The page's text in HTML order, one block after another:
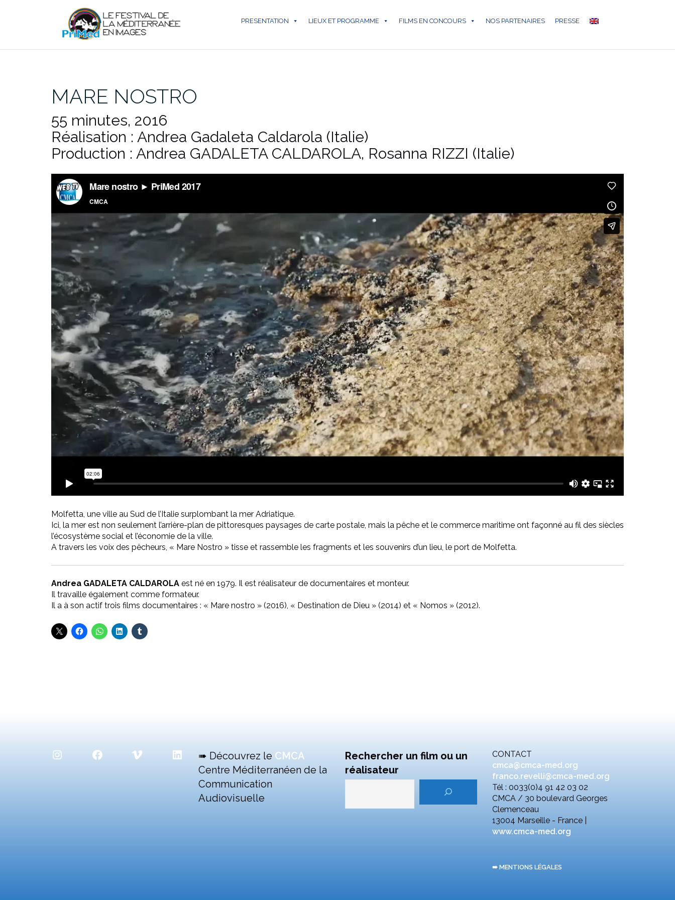
PRESENTATION LIEUX ET PROGRAMME FILMS EN CONCOURS NOS PARTENAIRES PRESSE
MARE NOSTRO
55 minutes, 2016
Réalisation : Andrea Gadaleta Caldarola (Italie)
Production : Andrea GADALETA CALDAROLA, Rosanna RIZZI (Italie)
Molfetta, une ville au Sud de l’Italie surplombant la mer Adriatique.
Ici, la mer est non seulement l’arrière-plan de pittoresques paysages de carte postale, mais la pêche et le commerce maritime ont façonné au fil des siècles
l’écosystème social et l’économie de la ville.
A travers les voix des pêcheurs, « Mare Nostro » tisse et rassemble les fragments et les souvenirs d’un lieu, le port de Molfetta.
Andrea GADALETA CALDAROLA est né en 1979. Il est réalisateur de documentaires et monteur.
Il travaille également comme formateur.
Il a à son actif trois films documentaires : « Mare nostro » (2016), « Destination de Dieu » (2014) et « Nomos » (2012).
InstagramFacebookVimeo LinkedIn➠ Découvrez le CMCA
Centre Méditerranéen de la
Communication
Audiovisuelle
Rechercher un film ou un
réalisateur
CONTACT
cmca@cmca-med.org
franco.revelli@cmca-med.org
Tél : 0033(0)4 91 42 03 02
CMCA / 30 boulevard Georges
Clemenceau
13004 Marseille - France |
www.cmca-med.org
➠ MENTIONS LÉGALES